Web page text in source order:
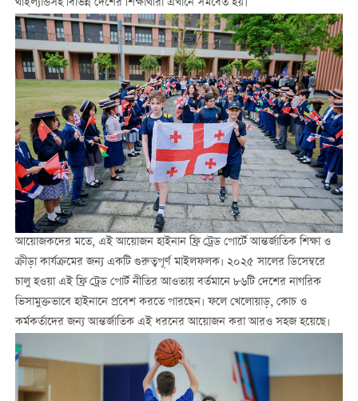
আয়োজকদের মতে, এই আয়োজন হাইনান ফ্রি ট্রেড পোর্টে আন্তর্জাতিক শিক্ষা ও
ক্রীড়া কার্যক্রমের জন্য একটি গুরুত্বপূর্ণ মাইলফলক। ২০২৫ সালের ডিসেম্বরে
চালু হওয়া এই ফ্রি ট্রেড পোর্ট নীতির আওতায় বর্তমানে ৮৬টি দেশের নাগরিক
ভিসামুক্তভাবে হাইনানে প্রবেশ করতে পারছেন। ফলে খেলোয়াড়, কোচ ও
কর্মকর্তাদের জন্য আন্তর্জাতিক এই ধরনের আয়োজন করা আরও সহজ হয়েছে।